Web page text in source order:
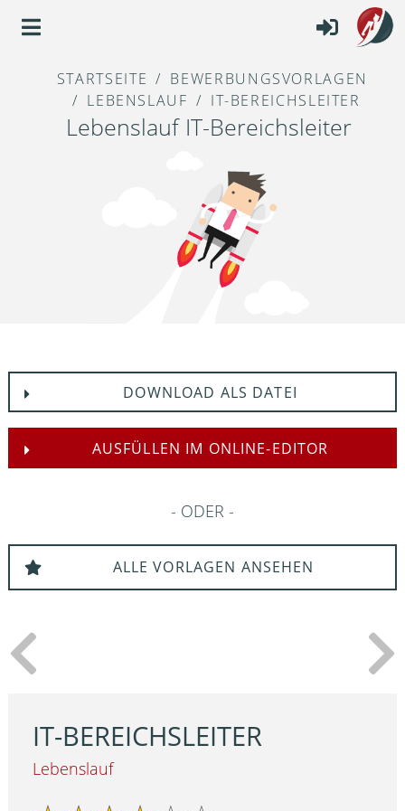
STARTSEITE
BEWERBUNGSVORLAGEN
LEBENSLAUF
IT-BEREICHSLEITER
Lebenslauf IT-Bereichsleiter
DOWNLOAD ALS DATEI
AUSFÜLLEN IM ONLINE-EDITOR
ODER
ALLE VORLAGEN ANSEHEN
IT-BEREICHSLEITER
Lebenslauf